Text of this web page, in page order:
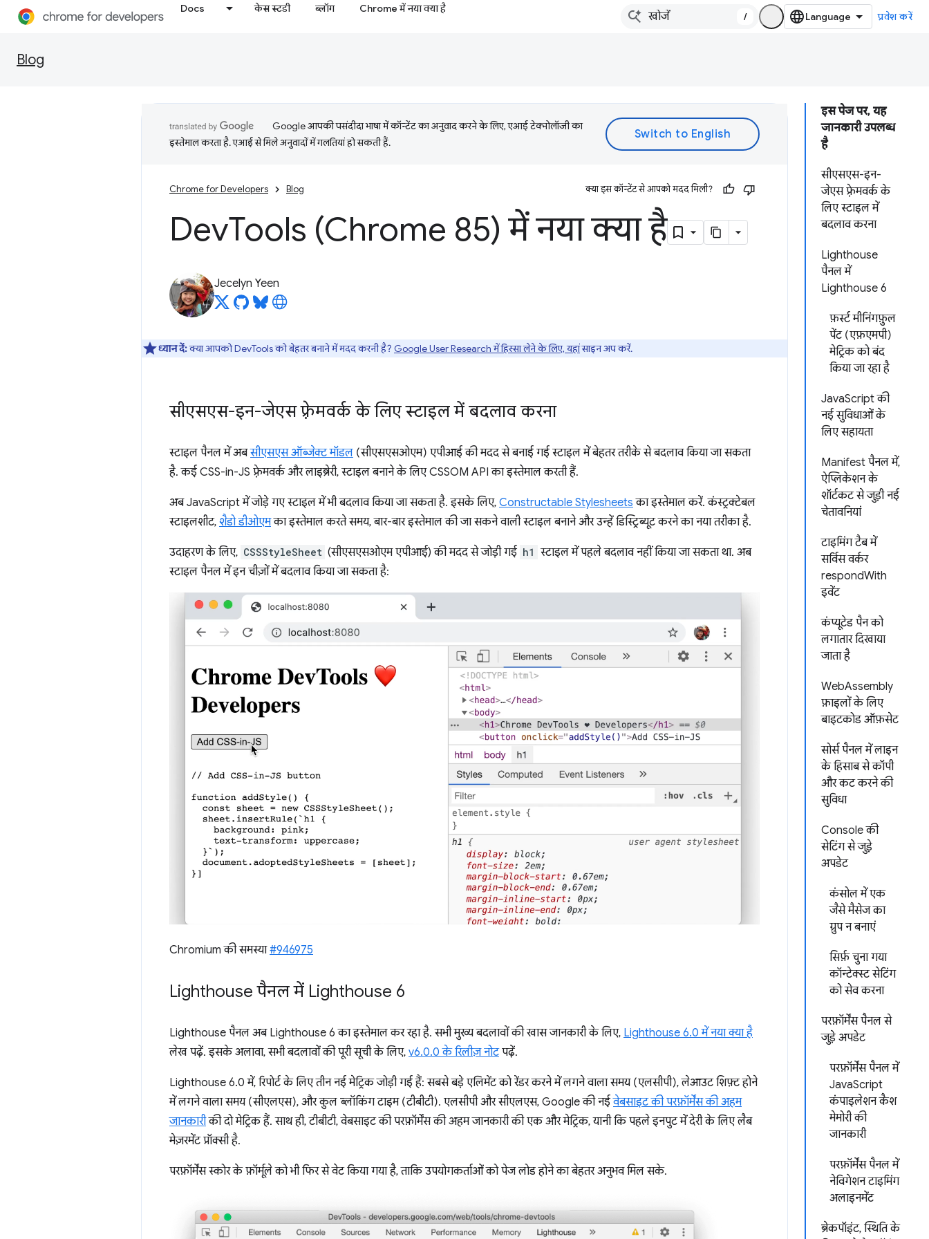
Docs केस स्टडी ब्लॉग Chrome में नया क्या है
/ प्रवेश करें
Blog
इस पेज पर, यह
जानकारी उपलब्ध
है
सीएसएस-इन-
जेएस फ़्रेमवर्क के
लिए स्टाइल में
बदलाव करना
Lighthouse
पैनल में
Lighthouse 6
फ़र्स्ट मीनिंगफ़ुल
पेंट (एफ़एमपी)
मेट्रिक को बंद
किया जा रहा है
JavaScript की
नई सुविधाओं के
लिए सहायता
Manifest पैनल में,
ऐप्लिकेशन के
शॉर्टकट से जुड़ी नई
चेतावनियां
टाइमिंग टैब में
सर्विस वर्कर
respondWith
इवेंट
कंप्यूटेड पैन को
लगातार दिखाया
जाता है
WebAssembly
फ़ाइलों के लिए
बाइटकोड ऑफ़सेट
सोर्स पैनल में लाइन
के हिसाब से कॉपी
और कट करने की
सुविधा
Console की
सेटिंग से जुड़े
अपडेट
कंसोल में एक
जैसे मैसेज का
ग्रुप न बनाएं
सिर्फ़ चुना गया
कॉन्टेक्स्ट सेटिंग
को सेव करना
परफ़ॉर्मेंस पैनल से
जुड़े अपडेट
परफ़ॉर्मेंस पैनल में
JavaScript
कंपाइलेशन कैश
मेमोरी की
जानकारी
परफ़ॉर्मेंस पैनल में
नेविगेशन टाइमिंग
अलाइनमेंट
ब्रेकपॉइंट, स्थिति के
Google आपकी पसंदीदा भाषा में कॉन्टेंट का अनुवाद करने के लिए, एआई टेक्नोलॉजी का
इस्तेमाल करता है. एआई से मिले अनुवादों में गलतियां हो सकती हैं.
Chrome for Developers Blog क्या इस कॉन्टेंट से आपको मदद मिली?
DevTools (Chrome 85) में नया क्या है
Jecelyn Yeen
ध्यान दें:क्या आपको DevTools को बेहतर बनाने में मदद करनी है? Google User Research में हिस्सा लेने के लिए, यहांसाइन अप करें.
सीएसएस-इन-जेएस फ़्रेमवर्क के लिए स्टाइल में बदलाव करना
स्टाइल पैनल में अबसीएसएस ऑब्जेक्ट मॉडल (सीएसएसओएम) एपीआई की मदद से बनाई गई स्टाइल में बेहतर तरीके से बदलाव किया जा सकता
है. कई CSS-in-JS फ़्रेमवर्क और लाइब्रेरी, स्टाइल बनाने के लिए CSSOM API का इस्तेमाल करती हैं.
अब JavaScript में जोड़े गए स्टाइल में भी बदलाव किया जा सकता है. इसके लिए, Constructable Stylesheets का इस्तेमाल करें. कंस्ट्रक्टेबल
स्टाइलशीट, शैडो डीओएमका इस्तेमाल करते समय, बार-बार इस्तेमाल की जा सकने वाली स्टाइल बनाने और उन्हें डिस्ट्रिब्यूट करने का नया तरीका है.
उदाहरण के लिए, CSSStyleSheet (सीएसएसओएम एपीआई) की मदद से जोड़ी गई h1 स्टाइल में पहले बदलाव नहीं किया जा सकता था. अब
स्टाइल पैनल में इन चीज़ों में बदलाव किया जा सकता है:
Chromium की समस्या#946975
Lighthouse पैनल में Lighthouse 6
Lighthouse पैनल अब Lighthouse 6 का इस्तेमाल कर रहा है. सभी मुख्य बदलावों की खास जानकारी के लिए, Lighthouse 6.0 में नया क्या है
लेख पढ़ें. इसके अलावा, सभी बदलावों की पूरी सूची के लिए, v6.0.0 के रिलीज़ नोटपढ़ें.
Lighthouse 6.0 में, रिपोर्ट के लिए तीन नई मेट्रिक जोड़ी गई हैं: सबसे बड़े एलिमेंट को रेंडर करने में लगने वाला समय (एलसीपी), लेआउट शिफ़्ट होने
में लगने वाला समय (सीएलएस), और कुल ब्लॉकिंग टाइम (टीबीटी). एलसीपी और सीएलएस, Google की नईवेबसाइट की परफ़ॉर्मेंस की अहम
जानकारीकी दो मेट्रिक हैं. साथ ही, टीबीटी, वेबसाइट की परफ़ॉर्मेंस की अहम जानकारी की एक और मेट्रिक, यानी कि पहले इनपुट में देरी के लिए लैब
मेज़रमेंट प्रॉक्सी है.
परफ़ॉर्मेंस स्कोर के फ़ॉर्मूले को भी फिर से वेट किया गया है, ताकि उपयोगकर्ताओं को पेज लोड होने का बेहतर अनुभव मिल सके.